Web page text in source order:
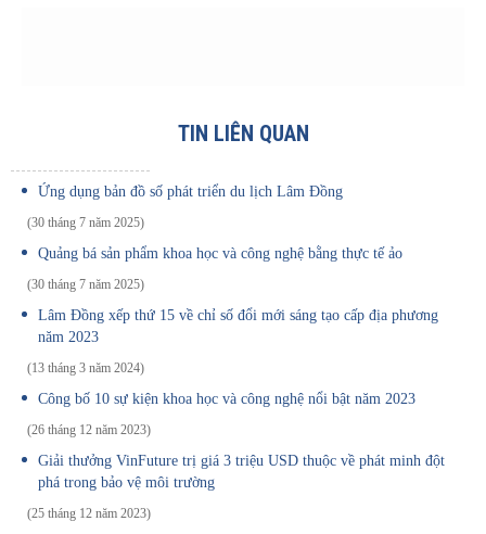
TIN LIÊN QUAN
Ứng dụng bản đồ số phát triển du lịch Lâm Đồng
(30 tháng 7 năm 2025)
Quảng bá sản phẩm khoa học và công nghệ bằng thực tế ảo
(30 tháng 7 năm 2025)
Lâm Đồng xếp thứ 15 về chỉ số đổi mới sáng tạo cấp địa phương
năm 2023
(13 tháng 3 năm 2024)
Công bố 10 sự kiện khoa học và công nghệ nổi bật năm 2023
(26 tháng 12 năm 2023)
Giải thưởng VinFuture trị giá 3 triệu USD thuộc về phát minh đột
phá trong bảo vệ môi trường
(25 tháng 12 năm 2023)